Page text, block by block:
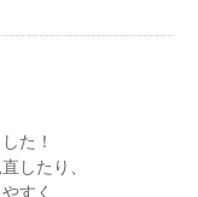
た！
したり、
すく